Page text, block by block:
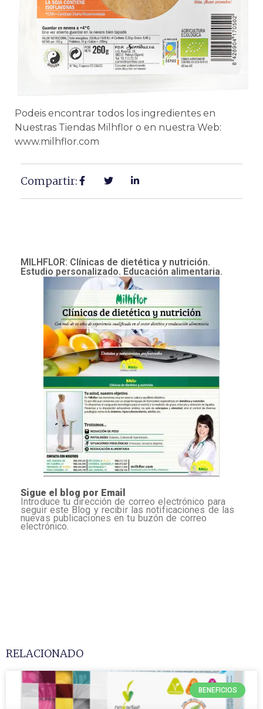
Podeis encontrar todos los ingredientes en
Nuestras Tiendas Milhflor o en nuestra Web:
www.milhflor.com
Compartir:
MILHFLOR: Clínicas de dietética y nutrición.
Estudio personalizado. Educación alimentaria.
Sigue el blog por Email
Introduce tu dirección de correo electrónico para
seguir este Blog y recibir las notificaciones de las
nuevas publicaciones en tu buzón de correo
electrónico.
RELACIONADO
BENEFICIOS